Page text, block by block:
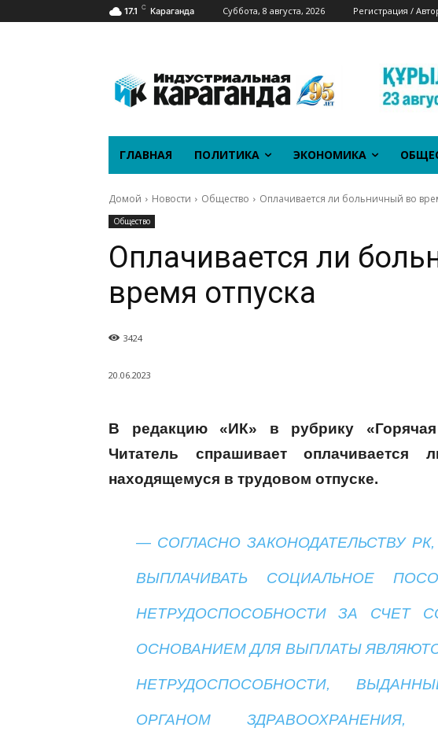
17.1 C Караганда Суббота, 8 августа, 2026 Регистрация /
ГЛАВНАЯ ПОЛИТИКА ЭКОНОМИКА
Домой Новости Общество Оплачивается ли больничный во
Общество
Оплачивается ли
время отпуска
3424
20.06.2023
В редакцию «ИК» в рубрику
Читатель спрашивает оплачивается
находящемуся в трудовом отпуске.
— СОГЛАСНО ЗАКОНОДАТЕЛЬСТВУ РК,
ВЫПЛАЧИВАТЬ СОЦИАЛЬНОЕ
НЕТРУДОСПОСОБНОСТИ ЗА СЧЕТ
ОСНОВАНИЕМ ДЛЯ ВЫПЛАТЫ
НЕТРУДОСПОСОБНОСТИ,
ОРГАНОМ